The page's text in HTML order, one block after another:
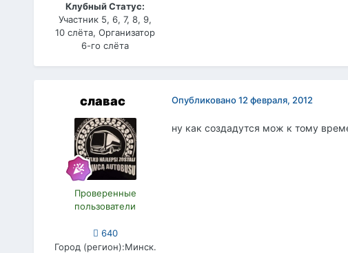
Клубный Статус:
Участник 5, 6, 7, 8, 9,
10 слёта, Организатор
6-го слёта
славас
Проверенные
пользователи
640
Город (регион):Минск.
Опубликовано12 февраля, 2012
ну как создадутся мож к тому